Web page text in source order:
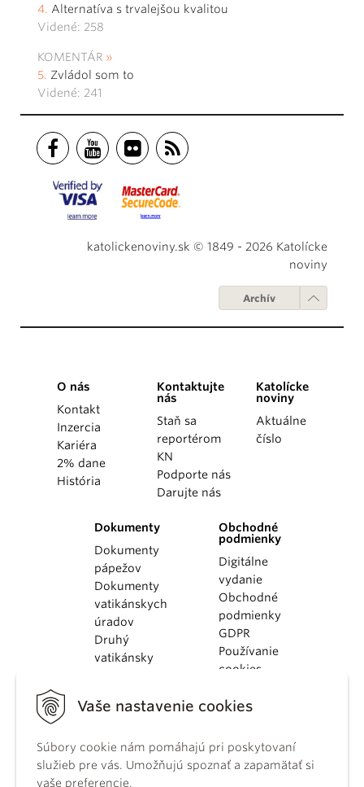
Vaše nastavenie cookies
Súbory cookie nám pomáhajú pri poskytovaní
služieb pre vás. Umožňujú spoznať a zapamätať si
vaše preferencie.
Alternatíva s trvalejšou kvalitou
Videné: 258
KOMENTÁR
Zvládol som to
Videné: 241
katolickenoviny.sk © 1849 - 2026 Katolícke
noviny
Archív
O nás
Kontakt
Inzercia
Kariéra
2% dane
História
Kontaktujte
nás
Staň sa
reportérom
KN
Podporte nás
Darujte nás
Katolícke
noviny
Aktuálne
číslo
Dokumenty
Dokumenty
pápežov
Dokumenty
vatikánskych
úradov
Druhý
vatikánsky
KBS
kánonického
práva
Katechizmus
Obchodné
podmienky
Digitálne
vydanie
Obchodné
podmienky
GDPR
Používanie
cookies